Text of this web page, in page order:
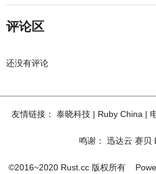
评论区
还没有评论
友情链接： 泰晓科技| Ruby China|
鸣谢： 迅达云 赛贝
©2016~2020 Rust.cc 版权所有